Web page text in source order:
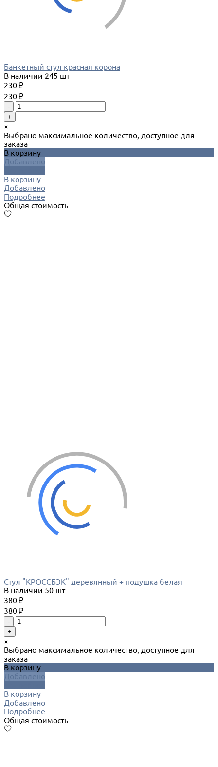
Банкетный стул красная корона
В наличии 245 шт
230 ₽
230 ₽
-
+
×
Выбрано максимальное количество, доступное для
заказа
В корзину
Добавлено
В корзину
Добавлено
Подробнее
Общая стоимость
Стул "КРОССБЭК" деревянный + подушка белая
В наличии 50 шт
380 ₽
380 ₽
-
+
×
Выбрано максимальное количество, доступное для
заказа
В корзину
Добавлено
В корзину
Добавлено
Подробнее
Общая стоимость